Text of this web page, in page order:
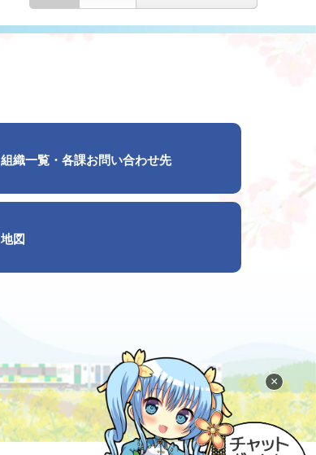
×
組織一覧・各課お問い合わせ先
地図